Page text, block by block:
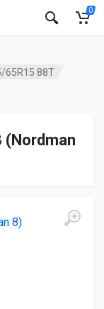
0
65R15 88T
(Nordman